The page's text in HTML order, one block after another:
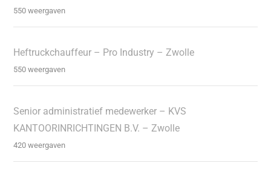
550 weergaven
Heftruckchauffeur – Pro Industry – Zwolle
550 weergaven
Senior administratief medewerker – KVS
KANTOORINRICHTINGEN B.V. – Zwolle
420 weergaven